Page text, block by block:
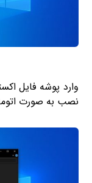
وارد پوشه فایل
نصب به صورت